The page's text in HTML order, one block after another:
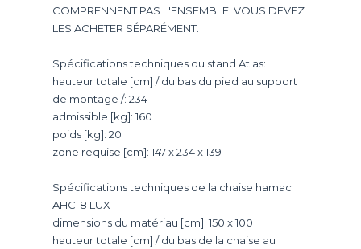
COMPRENNENT PAS L'ENSEMBLE. VOUS DEVEZ
LES ACHETER SÉPARÉMENT.
Spécifications techniques du stand Atlas:
hauteur totale [cm] / du bas du pied au support
de montage /: 234
admissible [kg]: 160
poids [kg]: 20
zone requise [cm]: 147 x 234 x 139
Spécifications techniques de la chaise hamac
AHC-8 LUX
dimensions du matériau [cm]: 150 x 100
hauteur totale [cm] / du bas de la chaise au